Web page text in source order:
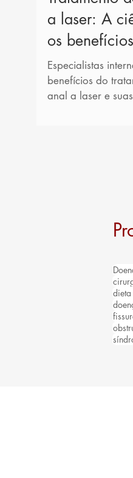
a laser: A
os benefícios
Especialistas
benefícios do
anal a laser e